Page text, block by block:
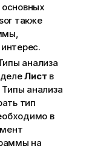
также
анализа
Лист в
Типы анализа
тип
в
на